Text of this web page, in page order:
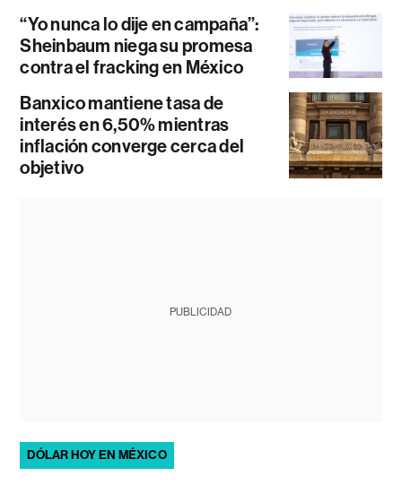
“Yo nunca lo dije en campaña”:
Sheinbaum niega su promesa
contra el fracking en México
Banxico mantiene tasa de
interés en 6,50% mientras
inflación converge cerca del
objetivo
PUBLICIDAD
DÓLAR HOY EN MÉXICO